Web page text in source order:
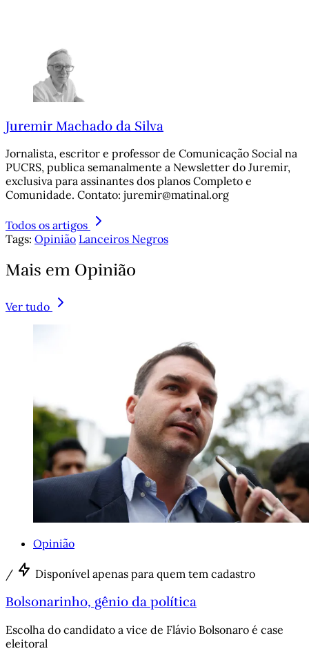
Juremir Machado da Silva
Jornalista, escritor e professor de Comunicação Social na
PUCRS, publica semanalmente a Newsletter do Juremir,
exclusiva para assinantes dos planos Completo e
Comunidade. Contato: juremir@matinal.org
Todos os artigos
Tags: Opinião Lanceiros Negros
Mais em Opinião
Ver tudo
Opinião
/ Disponível apenas para quem tem cadastro
Bolsonarinho, gênio da política
Escolha do candidato a vice de Flávio Bolsonaro é case
eleitoral